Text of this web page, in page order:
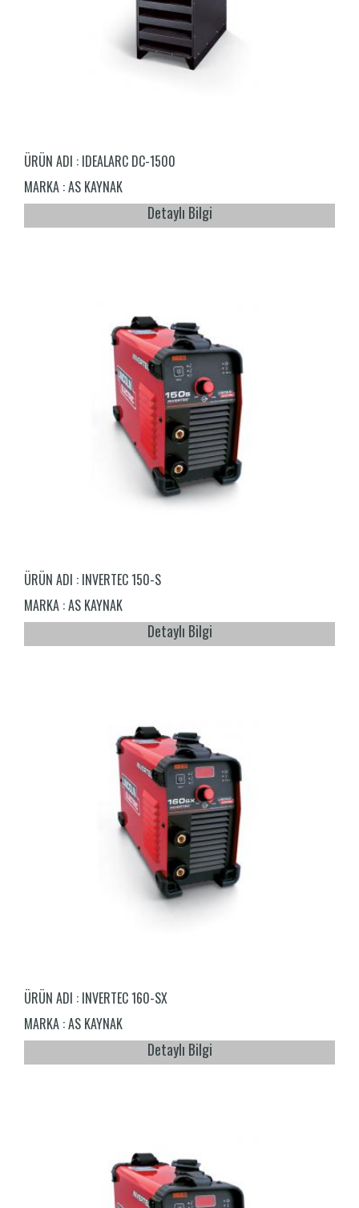
ÜRÜN ADI : IDEALARC DC-1500
MARKA :AS KAYNAK
Detaylı Bilgi
ÜRÜN ADI : INVERTEC 150-S
MARKA :AS KAYNAK
Detaylı Bilgi
ÜRÜN ADI : INVERTEC 160-SX
MARKA :AS KAYNAK
Detaylı Bilgi